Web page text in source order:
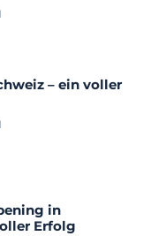
– ein voller
in
Erfolg